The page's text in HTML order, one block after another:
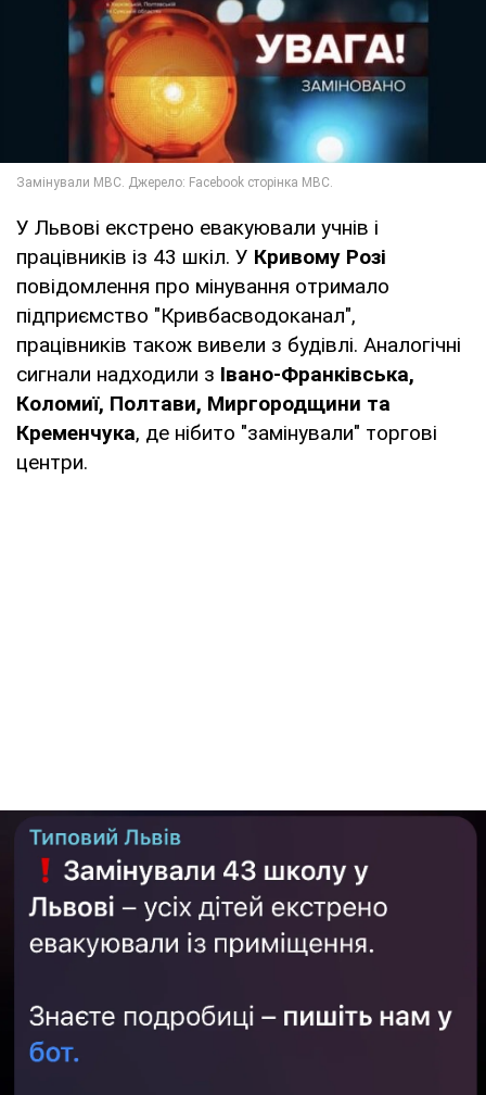
У Львові екстрено евакуювали учнів і
працівників із 43 шкіл. У Кривому Розі
повідомлення про мінування отримало
підприємство "Кривбасводоканал",
працівників також вивели з будівлі. Аналогічні
сигнали надходили з Івано-Франківська,
Коломиї, Полтави, Миргородщини та
Кременчука, де нібито "замінували" торгові
центри.